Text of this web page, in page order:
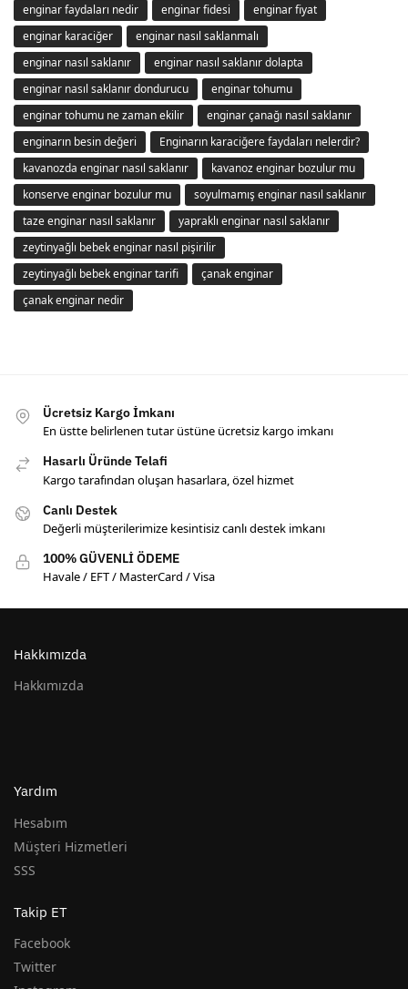
enginar faydaları nedir
enginar fidesi
enginar fiyat
enginar karaciğer
enginar nasıl saklanmalı
enginar nasıl saklanır
enginar nasıl saklanır dolapta
enginar nasıl saklanır dondurucu
enginar tohumu
enginar tohumu ne zaman ekilir
enginar çanağı nasıl saklanır
enginarın besin değeri
Enginarın karaciğere faydaları nelerdir?
kavanozda enginar nasıl saklanır
kavanoz enginar bozulur mu
konserve enginar bozulur mu
soyulmamış enginar nasıl saklanır
taze enginar nasıl saklanır
yapraklı enginar nasıl saklanır
zeytinyağlı bebek enginar nasıl pişirilir
zeytinyağlı bebek enginar tarifi
çanak enginar
çanak enginar nedir
Ücretsiz Kargo İmkanı
En üstte belirlenen tutar üstüne ücretsiz kargo imkanı
Hasarlı Üründe Telafi
Kargo tarafından oluşan hasarlara, özel hizmet
Canlı Destek
Değerli müşterilerimize kesintisiz canlı destek imkanı
100% GÜVENLİ ÖDEME
Havale / EFT / MasterCard / Visa
Hakkımızda
Hakkımızda
Yardım
Hesabım
Müşteri Hizmetleri
SSS
Takip ET
Facebook
Twitter